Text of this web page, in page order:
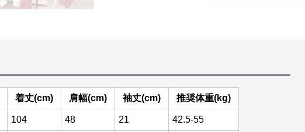
着丈(cm) 肩幅(cm) 袖丈(cm) 推奨体重(kg)
104 48 21 42.5-55